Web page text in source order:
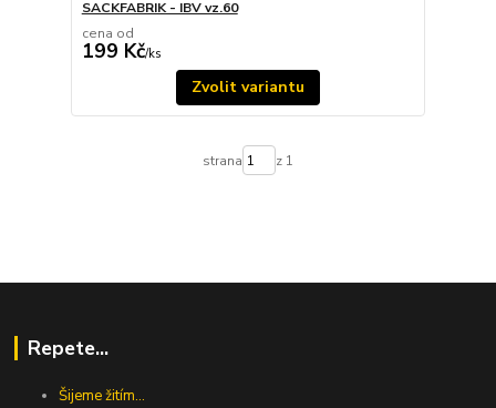
SACKFABRIK - IBV vz.60
cena od
199 Kč/ks
Zvolit variantu
strana z 1
Repete...
Šijeme žitím...